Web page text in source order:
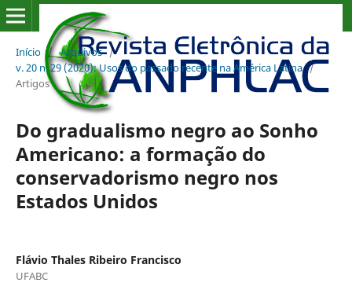
Início / Arquivos /
v. 20 n. 29 (2020): Usos do passado recente na América Latina /
Artigos
Do gradualismo negro ao Sonho
Americano: a formação do
conservadorismo negro nos
Estados Unidos
Flávio Thales Ribeiro Francisco
UFABC